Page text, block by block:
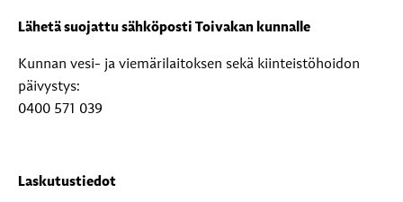
Lähetä suojattu sähköposti Toivakan kunnalle
Kunnan vesi- ja viemärilaitoksen sekä kiinteistöhoidon
päivystys:
0400 571 039
Laskutustiedot